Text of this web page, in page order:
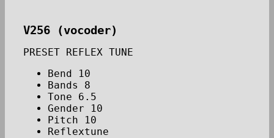
V256 (vocoder)
PRESET REFLEX TUNE
Bend 10
Bands 8
Tone 6.5
Gender 10
Pitch 10
Reflextune